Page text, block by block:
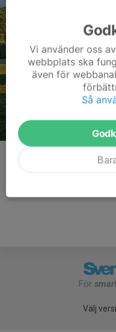
För
Välj
Vi använder oss
webbplats ska
även för
Så